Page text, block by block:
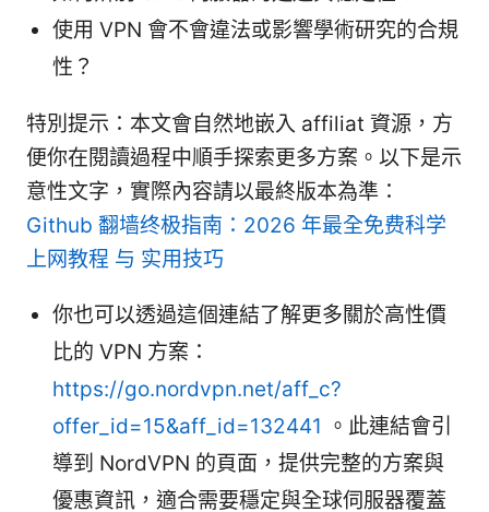
使用 VPN 會不會違法或影響學術研究的合規
性？
特別提示：本文會自然地嵌入 affiliat 資源，方
便你在閱讀過程中順手探索更多方案。以下是示
意性文字，實際內容請以最終版本為準：
Github 翻墙终极指南：2026 年最全免费科学
上网教程 与 实用技巧
你也可以透過這個連結了解更多關於高性價
比的 VPN 方案：
https://go.nordvpn.net/aff_c?
offer_id=15&aff_id=132441 。此連結會引
導到 NordVPN 的頁面，提供完整的方案與
優惠資訊，適合需要穩定與全球伺服器覆蓋